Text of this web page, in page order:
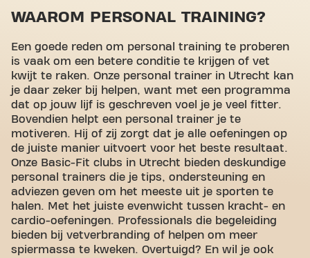
WAAROM PERSONAL TRAINING?
Een goede reden om personal training te proberen
is vaak om een betere conditie te krijgen of vet
kwijt te raken. Onze personal trainer in Utrecht kan
je daar zeker bij helpen, want met een programma
dat op jouw lijf is geschreven voel je je veel fitter.
Bovendien helpt een personal trainer je te
motiveren. Hij of zij zorgt dat je alle oefeningen op
de juiste manier uitvoert voor het beste resultaat.
Onze Basic-Fit clubs in Utrecht bieden deskundige
personal trainers die je tips, ondersteuning en
adviezen geven om het meeste uit je sporten te
halen. Met het juiste evenwicht tussen kracht- en
cardio-oefeningen. Professionals die begeleiding
bieden bij vetverbranding of helpen om meer
spiermassa te kweken. Overtuigd? En wil je ook